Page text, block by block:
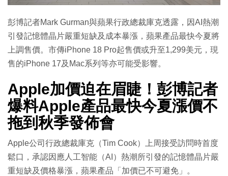
彭博記者Mark Gurman與蘋果行政總裁庫克透露，因AI熱潮
引發記憶體晶片嚴重短缺及成本暴漲，蘋果產品最快今夏將
上調售價。市傳iPhone 18 Pro起售價或升至1,299美元，現
售的iPhone 17及Mac系列等亦可能受影響。
Apple加價迫在眉睫！彭博記者
爆料Apple產品最快今夏漲價不
拖到秋季發佈會
Apple公司行政總裁庫克（Tim Cook）上周接受訪問時首度
鬆口，承認因應人工智能（AI）熱潮所引發的記憶體晶片嚴
重短缺及價格暴漲，蘋果產品「加價已不可避免」。